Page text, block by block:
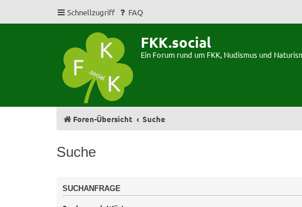
Schnellzugriff FAQ
FKK.social
Ein Forum rund um FKK, Nudismus und
Foren-Übersicht Suche
Suche
SUCHANFRAGE